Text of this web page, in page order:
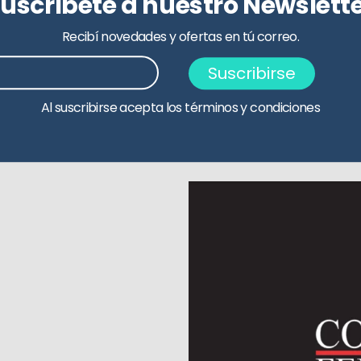
Recibí novedades y ofertas en tú correo.
Suscribirse
Al suscribirse acepta los términos y condiciones